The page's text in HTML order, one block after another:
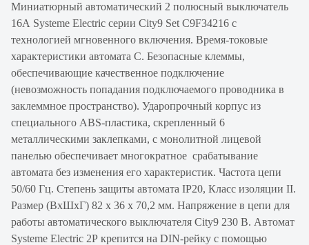
Миниатюрный автоматический 2 полюсный выключатель
16А Systeme Electric серии City9 Set C9F34216 с
технологией мгновенного включения. Время-токовые
характеристики автомата C. Безопасные клеммы,
обеспечивающие качественное подключение
(невозможность попадания подключаемого проводника в
заклеммное пространство). Ударопрочный корпус из
специального ABS-пластика, скрепленный 6
металлическими заклепками, с монолитной лицевой
панелью обеспечивает многократное срабатывание
автомата без изменения его характеристик. Частота цепи
50/60 Гц. Степень защиты автомата IP20, Класс изоляции II.
Размер (ВхШхГ) 82 х 36 х 70,2 мм. Напряжение в цепи для
работы автоматического выключателя City9 230 В. Автомат
Systeme Electric 2Р крепится на DIN-рейку с помощью